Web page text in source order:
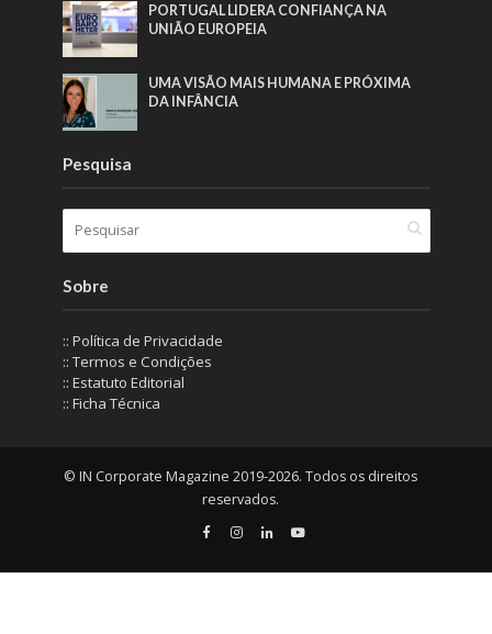
PORTUGAL LIDERA CONFIANÇA NA
UNIÃO EUROPEIA
UMA VISÃO MAIS HUMANA E PRÓXIMA
DA INFÂNCIA
Pesquisa
Sobre
:: Política de Privacidade
:: Termos e Condições
:: Estatuto Editorial
:: Ficha Técnica
© IN Corporate Magazine 2019-2026. Todos os direitos
reservados.